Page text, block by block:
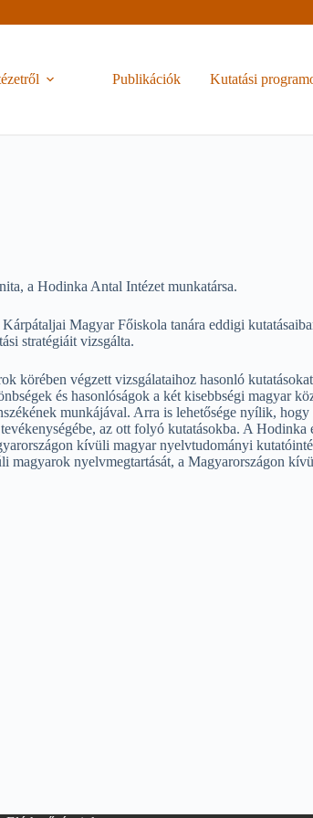
Publikációk Kutatási
a Hodinka Antal Intézet munkatársa.
Magyar Főiskola tanára eddigi
stratégiáit vizsgálta.
körében végzett vizsgálataihoz hasonló
és hasonlóságok a két kisebbségi magyar
munkájával. Arra is lehetősége nyílik,
az ott folyó kutatásokba. A
kívüli magyar nyelvtudományi
nyelvmegtartását, a Magyarországon